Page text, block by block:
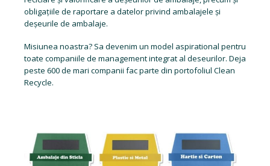
obligațiile de raportare a datelor privind ambalajele și
deșeurile de ambalaje.
Misiunea noastra? Sa devenim un model aspirational pentru
toate companiile de management integrat al deseurilor. Deja
peste 600 de mari companii fac parte din portofoliul Clean
Recycle.